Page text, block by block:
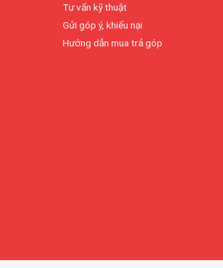
Tư vấn kỹ thuật
Gửi góp ý, khiếu nại
Hướng dẫn mua trả góp